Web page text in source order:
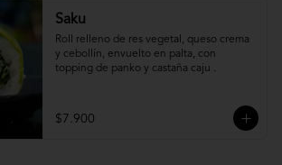
Saku
Roll relleno de res vegetal, queso crema
y cebollín, envuelto en palta, con
topping de panko y castaña caju .
$7.900